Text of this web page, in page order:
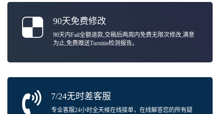
90天免费修改
90天内Fail全额退款,交稿后两周内免费无限次修改,满意
为止,免费赠送Turnitin检测报告。
7/24无时差客服
专业客服24小时全天候在线接单，在线解答您的所有疑